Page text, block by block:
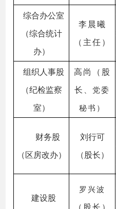
综合办公室
（综合统计
办）
李晨曦
（主任）
组织人事股
（纪检监察
室）
高尚（股
长
党委
秘书）
财务股
（区房改办）
刘行可
（股长）
建设股
罗 兴波